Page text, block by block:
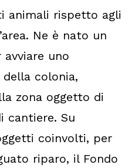
animali rispetto agli
Ne è nato un
uno
colonia,
zona oggetto di
cantiere. Su
coinvolti, per
riparo, il Fondo